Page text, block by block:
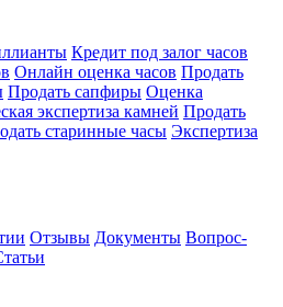
Кредит под залог часов
Онлайн оценка часов Продать
Продать сапфиры Оценка
экспертиза камней Продать
старинные часы Экспертиза
Отзывы Документы Вопрос-